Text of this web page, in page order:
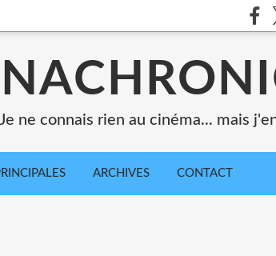
Je ne connais rien au cinéma... mais
ARCHIVES CONTACT